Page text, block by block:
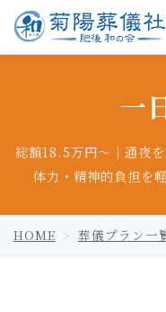
一
総額18.5万円〜｜通夜
体力・精神的負担を
HOME 葬儀プラン一